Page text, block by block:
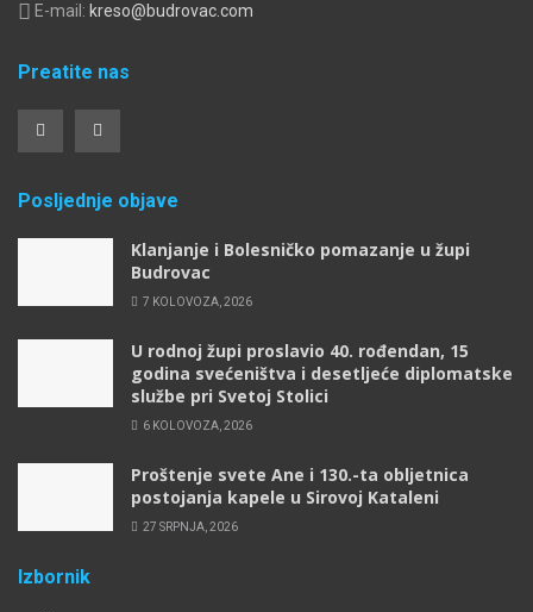
E-mail: kreso@budrovac.com
Preatite nas
Posljednje objave
Klanjanje i Bolesničko pomazanje u župi
Budrovac
7 KOLOVOZA, 2026
U rodnoj župi proslavio 40. rođendan, 15
godina svećeništva i desetljeće diplomatske
službe pri Svetoj Stolici
6 KOLOVOZA, 2026
Proštenje svete Ane i 130.-ta obljetnica
postojanja kapele u Sirovoj Kataleni
27 SRPNJA, 2026
Izbornik